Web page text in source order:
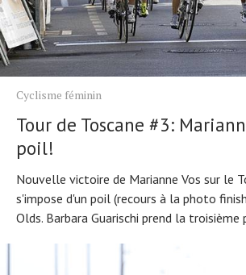
Cyclisme féminin
Tour de Toscane #3:
poil!
Nouvelle victoire de Marianne Vos sur le
s'impose d'un poil (recours à la photo
Olds. Barbara Guarischi prend la troisième